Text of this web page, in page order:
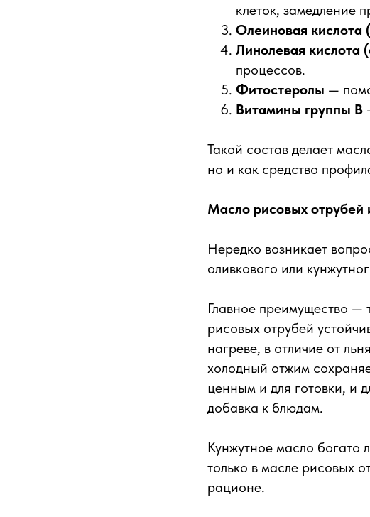
клеток, замедление
Олеиновая кислота
Линолевая кислота
процессов.
Фитостеролы —
Витамины группы B
Такой состав делает
но и как средство
Масло рисовых отрубей
Нередко возникает
оливкового или
Главное преимущество —
рисовых отрубей
нагреве, в отличие от
холодный отжим
ценным и для готовки, и
добавка к блюдам.
Кунжутное масло
только в масле рисовых
рационе.